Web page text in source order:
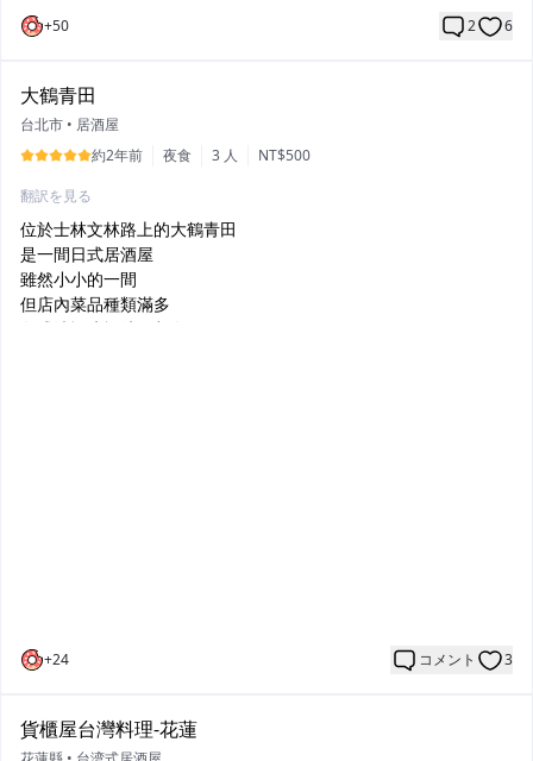
入味又香脆
另一碗鹽味干貝拉麵
雖然叫干貝拉麵但裡面沒有干貝
但有巨大蟹肉棒和兩片叉燒
整體口味比雞白湯更濃
海貓亭在新店國小正門旁
超級偏僻的位置卻總是大排長龍
店內桌數不多
大概只能容納20人左右
而且不接受電話預約喲
建議在營業時間前提早去排隊u
+50 2 6
大鶴青田
台北市 • 居酒屋
約2年前
夜食 3 人
NT$500
翻訳を見る
位於士林文林路上的大鶴青田
是一間日式居酒屋
雖然小小的一間
但店內菜品種類滿多
各式清酒啤酒沙瓦都有
+24 コメント 3
貨櫃屋台灣料理-花蓮